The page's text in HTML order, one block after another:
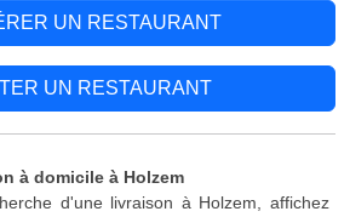
UN RESTAURANT
UN RESTAURANT
à domicile à Holzem
d'une livraison à Holzem, affichez